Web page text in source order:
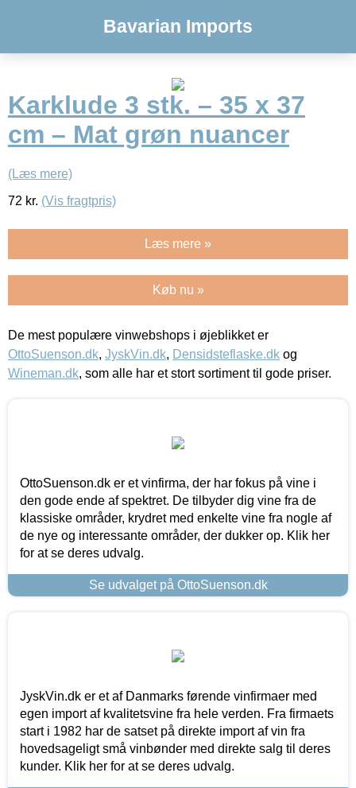
Bavarian Imports
Karklude 3 stk. – 35 x 37
cm – Mat grøn nuancer
(Læs mere)
72 kr. (Vis fragtpris)
Læs mere »
Køb nu »
De mest populære vinwebshops i øjeblikket er
OttoSuenson.dk, JyskVin.dk, Densidsteflaske.dk og
Wineman.dk, som alle har et stort sortiment til gode priser.
OttoSuenson.dk er et vinfirma, der har fokus på vine i
den gode ende af spektret. De tilbyder dig vine fra de
klassiske områder, krydret med enkelte vine fra nogle af
de nye og interessante områder, der dukker op. Klik her
for at se deres udvalg.
Se udvalget på OttoSuenson.dk
JyskVin.dk er et af Danmarks førende vinfirmaer med
egen import af kvalitetsvine fra hele verden. Fra firmaets
start i 1982 har de satset på direkte import af vin fra
hovedsageligt små vinbønder med direkte salg til deres
kunder. Klik her for at se deres udvalg.